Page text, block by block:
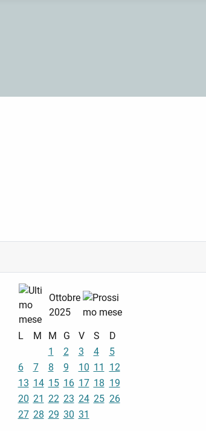
Ottobre
2025
L M M G V S
D
1
2 3 4
5
6
7 8 9 10 11
12
13 14 15 16 17 18 19
20 21 22 23 24 25 26
27 28 29 30 31